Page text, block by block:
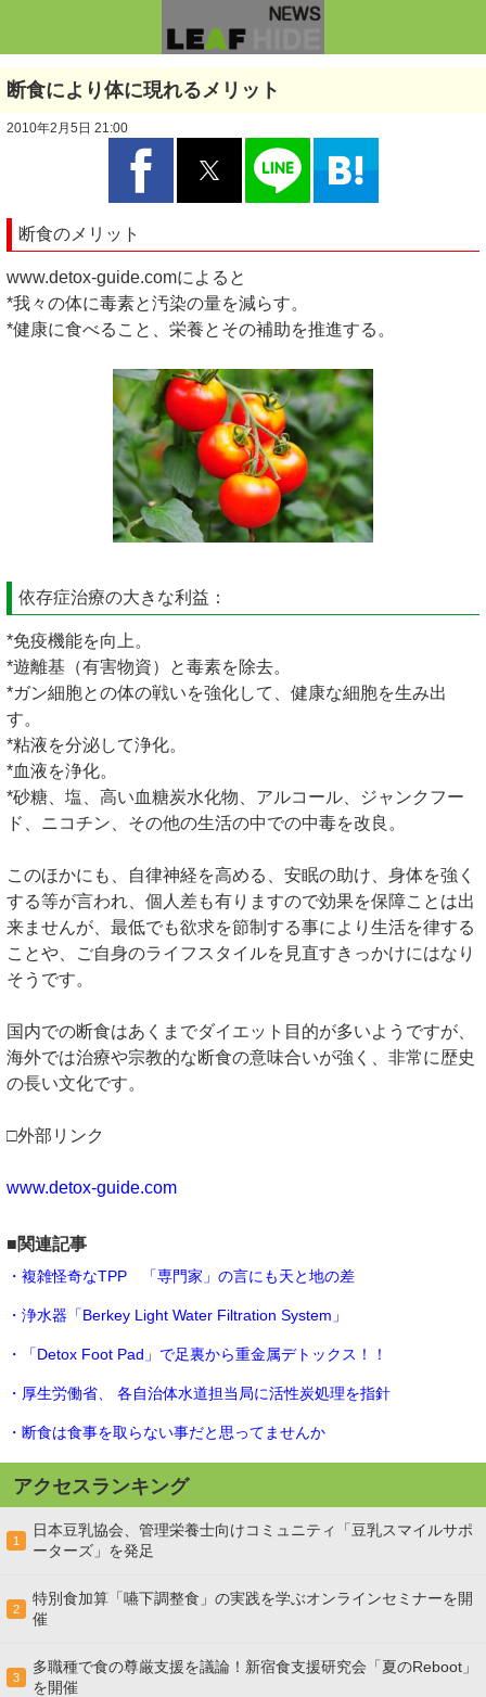
断食により体に現れるメリット
2010年2月5日 21:00
断食のメリット
www.detox-guide.comによると
*我々の体に毒素と汚染の量を減らす。
*健康に食べること、栄養とその補助を推進する。
依存症治療の大きな利益：
*免疫機能を向上。
*遊離基（有害物資）と毒素を除去。
*ガン細胞との体の戦いを強化して、健康な細胞を生み出
す。
*粘液を分泌して浄化。
*血液を浄化。
*砂糖、塩、高い血糖炭水化物、アルコール、ジャンクフー
ド、ニコチン、その他の生活の中での中毒を改良。
このほかにも、自律神経を高める、安眠の助け、身体を強く
する等が言われ、個人差も有りますので効果を保障ことは出
来ませんが、最低でも欲求を節制する事により生活を律する
ことや、ご自身のライフスタイルを見直すきっかけにはなり
そうです。
国内での断食はあくまでダイエット目的が多いようですが、
海外では治療や宗教的な断食の意味合いが強く、非常に歴史
の長い文化です。
□外部リンク
www.detox-guide.com
■関連記事
・複雑怪奇なTPP 「専門家」の言にも天と地の差
・浄水器「Berkey Light Water Filtration System」
・「Detox Foot Pad」で足裏から重金属デトックス！！
・厚生労働省、 各自治体水道担当局に活性炭処理を指針
・断食は食事を取らない事だと思ってませんか
アクセスランキング
1
日本豆乳協会、管理栄養士向けコミュニティ「豆乳スマイルサポ
ーターズ」を発足
2
特別食加算「嚥下調整食」の実践を学ぶオンラインセミナーを開
催
3
多職種で食の尊厳支援を議論！新宿食支援研究会「夏のReboot」
を開催